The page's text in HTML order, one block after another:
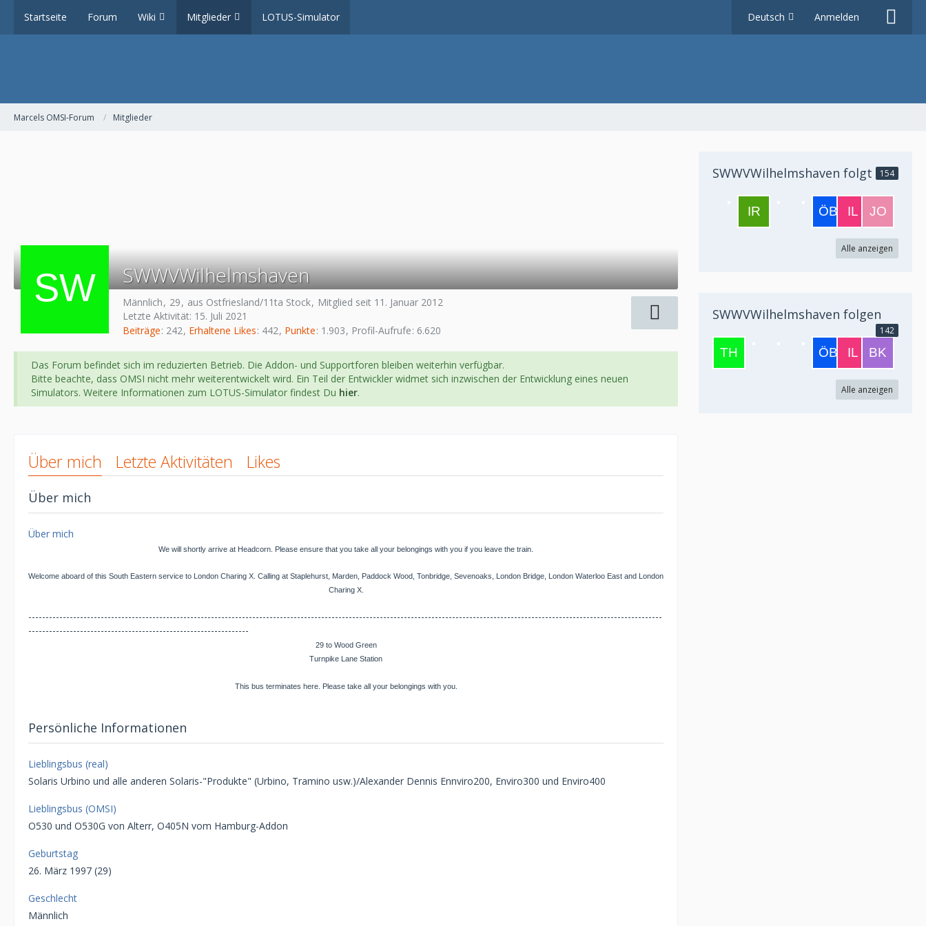
Startseite Forum Wiki Mitglieder LOTUS-Simulator Deutsch Anmelden
Marcels OMSI-Forum Mitglieder
SWWVWilhelmshaven
Männlich 29 aus Ostfriesland/11ta Stock
Mitglied seit 11. Januar 2012
Letzte Aktivität: 15. Juli 2021
Beiträge 242 Erhaltene Likes 442 Punkte 1.903 Profil-Aufrufe 6.620
Das Forum befindet sich im reduzierten Betrieb. Die Addon- und Supportforen bleiben weiterhin verfügbar.
Bitte beachte, dass OMSI nicht mehr weiterentwickelt wird. Ein Teil der Entwickler widmet sich inzwischen der Entwicklung eines neuen
Simulators. Weitere Informationen zum LOTUS-Simulator findest Du hier.
Über mich Letzte Aktivitäten Likes
Über mich
Über mich
We will shortly arrive at Headcorn. Please ensure that you take all your belongings with you if you leave the train.
Welcome aboard of this South Eastern service to London Charing X. Calling at Staplehurst, Marden, Paddock Wood, Tonbridge, Sevenoaks, London Bridge, London Waterloo East and London
Charing X.
----------------------------------------------------------------------------------------------------------------------------------------------------------------------------------------
----------------------------------------------------------------
29 to Wood Green
Turnpike Lane Station
This bus terminates here. Please take all your belongings with you.
Persönliche Informationen
Lieblingsbus (real)
Solaris Urbino und alle anderen Solaris-"Produkte" (Urbino, Tramino usw.)/Alexander Dennis Ennviro200, Enviro300 und Enviro400
Lieblingsbus (OMSI)
O530 und O530G von Alterr, O405N vom Hamburg-Addon
Geburtstag
26. März 1997 (29)
Geschlecht
Männlich
SWWVWilhelmshaven folgt 154
Alle anzeigen
SWWVWilhelmshaven folgen
142
Alle anzeigen